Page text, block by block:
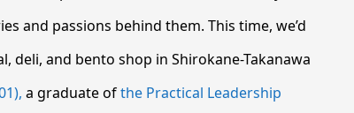
and passions behind them. This time, we’d
deli, and bento shop in Shirokane-Takanawa
a graduate ofthe Practical Leadership